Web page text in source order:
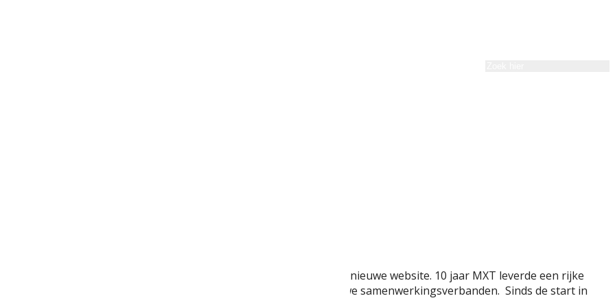
om terug te kijken op gerealiseerd werk en dat doen we met een nieuwe website. 10 jaar MXT leverde een rijke
met opdrachtgevers en initiatieven die resulteerde in nieuwe samenwerkingsverbanden. Sinds de start in